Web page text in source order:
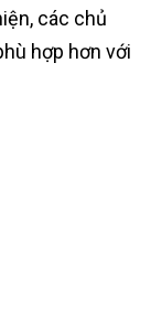
các chủ
hợp hơn với